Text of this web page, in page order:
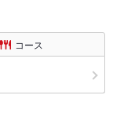
コース